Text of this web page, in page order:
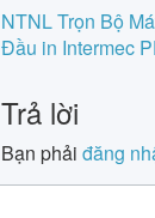
Post
NTNL Trọn Bộ
Đầu in Intermec
Trả lời
Bạn phải đăng